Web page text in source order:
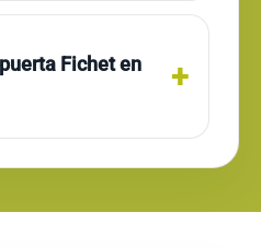
Fichet en